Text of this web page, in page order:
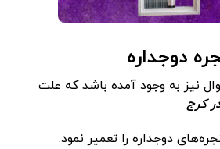
دوجداره
نیز به وجود آمده باشد که علت
کرج
دوجداره را تعمیر نمود.